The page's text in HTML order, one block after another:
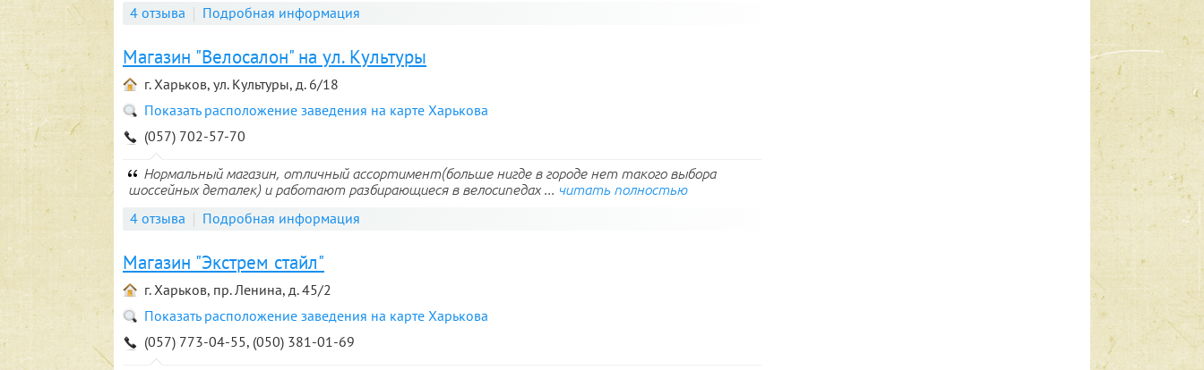
4 отзыва Подробная информация
Магазин "Велосалон" на ул. Культуры
г. Харьков, ул. Культуры, д. 6/18
Показать расположение заведения на карте Харькова
(057) 702-57-70
Нормальный магазин, отличный ассортимент(больше нигде в городе нет такого выбора
шоссейных деталек) и работают разбирающиеся в велосипедах ... читать полностью
4 отзыва Подробная информация
Магазин "Экстрем стайл"
г. Харьков, пр. Ленина, д. 45/2
Показать расположение заведения на карте Харькова
(057) 773-04-55, (050) 381-01-69